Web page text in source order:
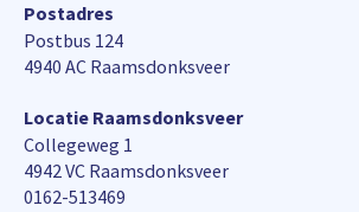
Postadres
Postbus 124
4940 AC Raamsdonksveer
Locatie Raamsdonksveer
Collegeweg 1
4942 VC Raamsdonksveer
0162-513469